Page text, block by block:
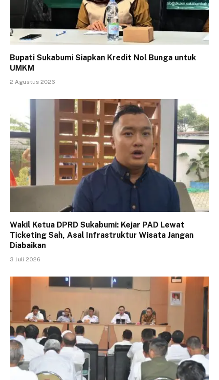
Bupati Sukabumi Siapkan Kredit Nol Bunga untuk
UMKM
2 Agustus 2026
Wakil Ketua DPRD Sukabumi: Kejar PAD Lewat
Ticketing Sah, Asal Infrastruktur Wisata Jangan
Diabaikan
3 Juli 2026